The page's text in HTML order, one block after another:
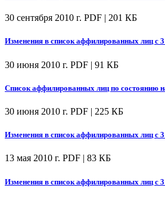
30 сентября 2010 г. PDF | 201 КБ
Изменения в список аффилированных лиц с
30 июня 2010 г. PDF | 91 КБ
Список аффилированных лиц по состоянию
30 июня 2010 г. PDF | 225 КБ
Изменения в список аффилированных лиц с
13 мая 2010 г. PDF | 83 КБ
Изменения в список аффилированных лиц с